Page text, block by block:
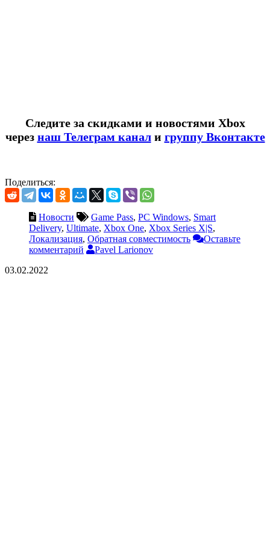
Следите за скидками и новостями Xbox
через наш Телеграм канали группу Вконтакте
Поделиться:
Новости Game Pass, PC Windows, Smart
Delivery, Ultimate, Xbox One, Xbox Series X|S,
Локализация, Обратная совместимость
Оставьте
комментарий
Pavel Larionov
03.02.2022